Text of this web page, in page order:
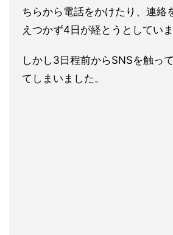
ちらから電話をかけたり、連絡
えつかず4日が経とうとしていま
しかし3日程前からSNSを触っ
てしまいました。